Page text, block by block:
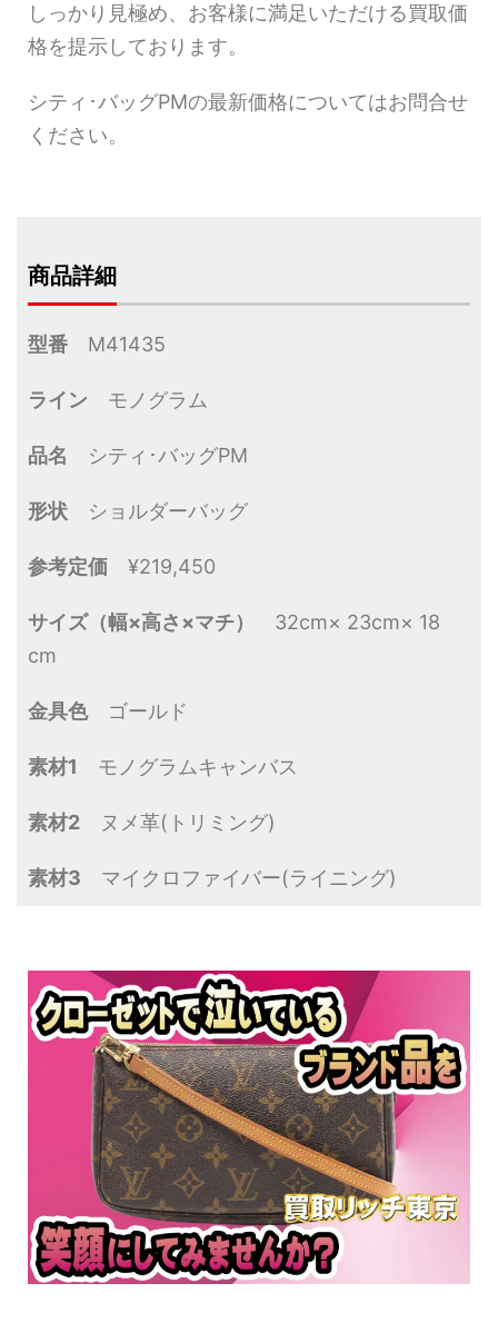
しっかり見極め、お客様に満足いただける買取価
格を提示しております。
シティ･バッグPMの最新価格についてはお問合せ
ください。
商品詳細
型番 M41435
ライン モノグラム
品名 シティ･バッグPM
形状 ショルダーバッグ
参考定価 ¥219,450
サイズ（幅×高さ×マチ）
32cm× 23cm× 18
cm
金具色 ゴールド
素材1 モノグラムキャンバス
素材2 ヌメ革(トリミング)
素材3 マイクロファイバー(ライニング)